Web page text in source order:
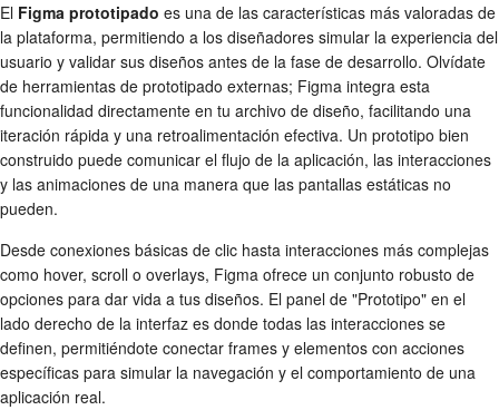
El Figma prototipado es una de las características más valoradas de
la plataforma, permitiendo a los diseñadores simular la experiencia del
usuario y validar sus diseños antes de la fase de desarrollo. Olvídate
de herramientas de prototipado externas; Figma integra esta
funcionalidad directamente en tu archivo de diseño, facilitando una
iteración rápida y una retroalimentación efectiva. Un prototipo bien
construido puede comunicar el flujo de la aplicación, las interacciones
y las animaciones de una manera que las pantallas estáticas no
pueden.
Desde conexiones básicas de clic hasta interacciones más complejas
como hover, scroll o overlays, Figma ofrece un conjunto robusto de
opciones para dar vida a tus diseños. El panel de "Prototipo" en el
lado derecho de la interfaz es donde todas las interacciones se
definen, permitiéndote conectar frames y elementos con acciones
específicas para simular la navegación y el comportamiento de una
aplicación real.